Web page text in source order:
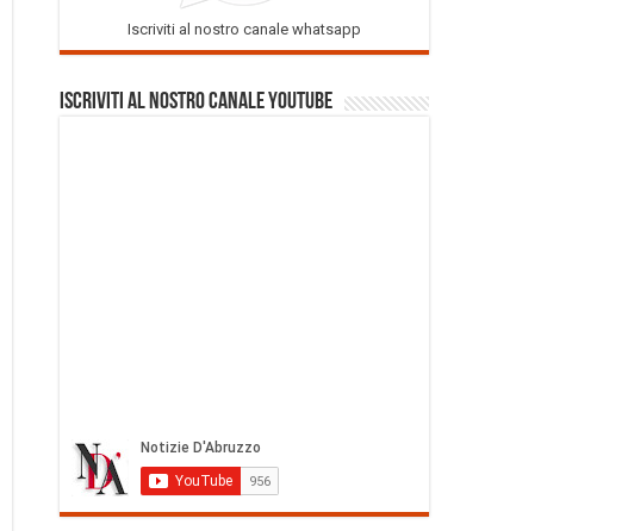
Iscriviti al nostro canale whatsapp
Iscriviti al nostro Canale Youtube